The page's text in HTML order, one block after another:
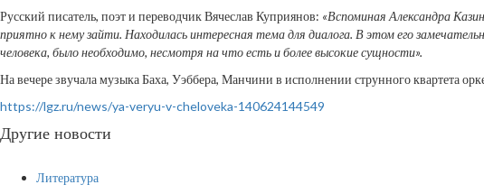
Русский писатель, поэт и переводчик Вячеслав Куприянов: «Вспоминая Александра
приятно к нему зайти. Находилась интересная тема для диалога. В этом его
человека, было необходимо, несмотря на что есть и более высокие сущности».
На вечере звучала музыка Баха, Уэббера, Манчини в исполнении струнного квартета
https://lgz.ru/news/ya-veryu-v-cheloveka-140624144549
Другие новости
Литература